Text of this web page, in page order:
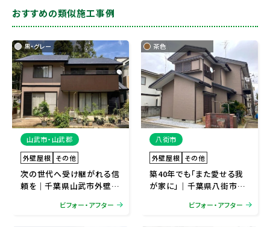
おすすめの類似施工事例
黒・グレー
山武市・山武郡
外壁屋根 その他
次の世代へ受け継がれる信
頼を｜千葉県山武市外壁塗
ビフォー・アフター
茶色
八街市
外壁屋根 その他
築40年でも「また愛せる我
が家に」｜千葉県八街市外
ビフォー・アフター